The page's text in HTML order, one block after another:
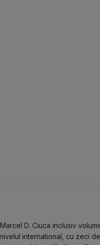
D. Ciuca inclusiv
international, cu zeci